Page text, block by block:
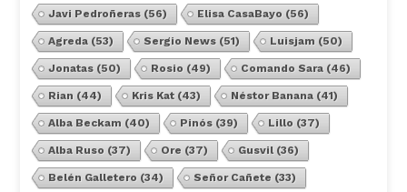
Javi Pedroñeras(56) Elisa CasaBayo (56)
Agreda(53) Sergio News(51) Luisjam (50)
Jonatas(50) Rosio (49) Comando Sara(46)
Rian (44) Kris Kat(43) Néstor Banana(41)
Alba Beckam (40) Pinós(39) Lillo (37)
Alba Ruso (37) Ore (37) Gusvil(36)
Belén Galletero (34) Señor Cañete (33)